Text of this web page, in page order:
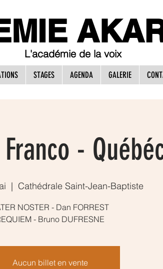
L'académie de la voix
STAGES AGENDA GALERIE
Franco -
  |
Cathédrale Saint-Jean-Baptiste
NOSTER - Dan FORREST
- Bruno DUFRESNE
Aucun billet en vente